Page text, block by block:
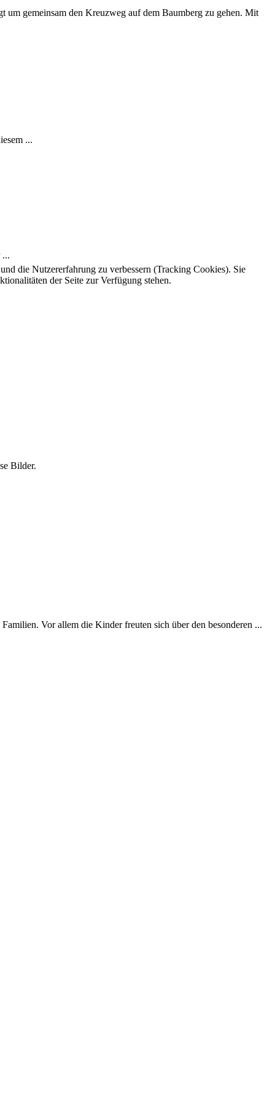
gemeinsam den Kreuzweg auf dem Baumberg zu gehen. Mit
...
...
Bilder.
Vor allem die Kinder freuten sich über den besonderen ...
die Nutzererfahrung zu verbessern (Tracking Cookies). Sie
der Seite zur Verfügung stehen.